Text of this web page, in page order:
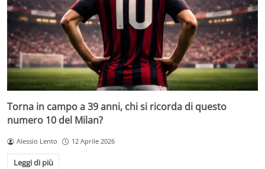
Torna in campo a 39 anni, chi si ricorda di questo
numero 10 del Milan?
Alessio Lento 12 Aprile 2026
Leggi di più